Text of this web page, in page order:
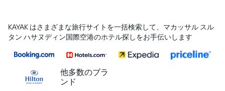
KAYAK はさまざまな旅行サイトを一括検索して、マカッサル スル
タン ハサヌディン国際空港のホテル探しをお手伝いします
他多数のブラ
ンド